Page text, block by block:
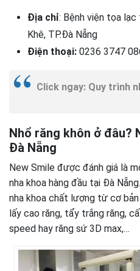
Địa chỉ: Bệnh viện tọa
Khê, TP.Đà Nẵng
Điện thoại: 0236 3747
Click ngay: Quy trình
Nhổ răng khôn ở đâu?
Đà Nẵng
New Smile được đánh giá là
nha khoa hàng đầu tại Đà
nha khoa chất lượng từ cơ
lấy cao răng, tẩy trắng răng,
speed hay răng sứ 3D max,…